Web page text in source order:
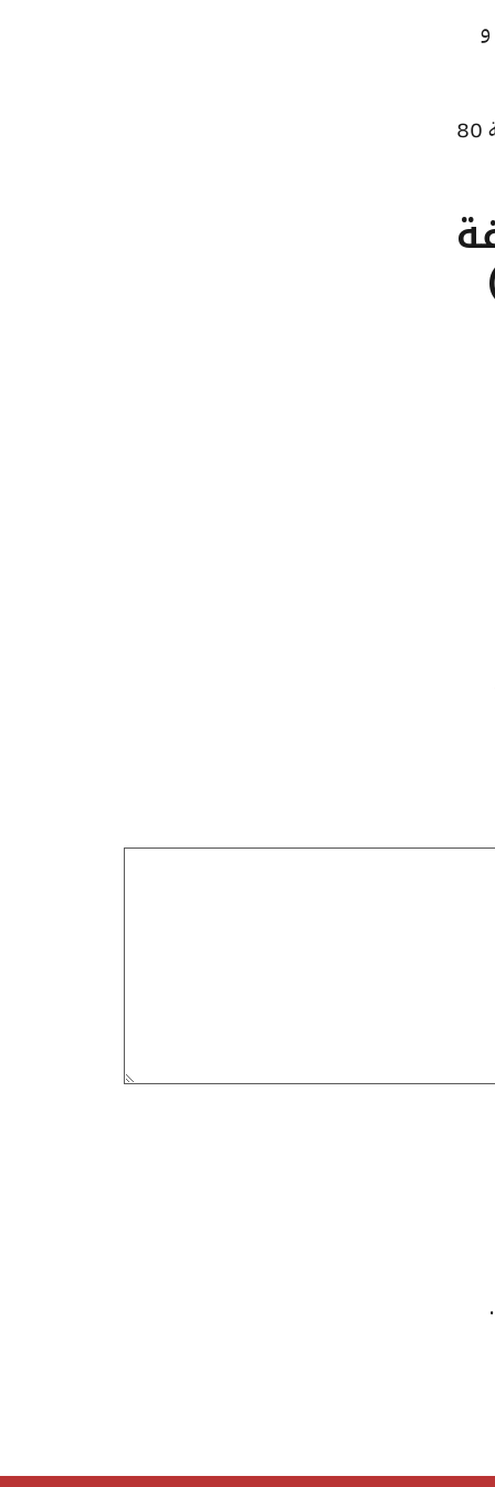
و
كما ارتفع سعر الجنيه الذهب ليصل إلى 30560 جنيهًا للبيع و30400 جنيهًا للشراء، بعد زيادة بقيمة 80